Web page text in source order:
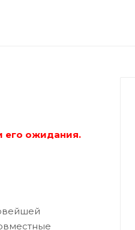
его ожидания.